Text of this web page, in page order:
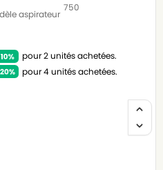
aspirateur
750
pour 2 unités achetées.
pour 4 unités achetées.